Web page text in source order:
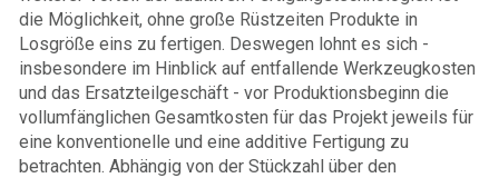
die Möglichkeit, ohne große Rüstzeiten Produkte in
Losgröße eins zu fertigen. Deswegen lohnt es sich -
insbesondere im Hinblick auf entfallende Werkzeugkosten
und das Ersatzteilgeschäft - vor Produktionsbeginn die
vollumfänglichen Gesamtkosten für das Projekt jeweils für
eine konventionelle und eine additive Fertigung zu
betrachten. Abhängig von der Stückzahl über den